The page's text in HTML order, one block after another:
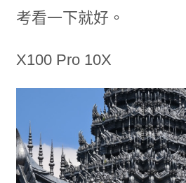
考看一下就好。
X100 Pro 10X